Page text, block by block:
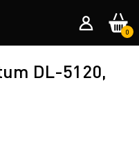
0
DL-5120,